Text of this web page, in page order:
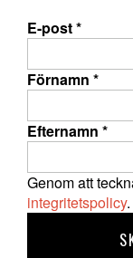
E-post*
Förnamn *
Efternamn *
Genom att
integritetspolicy.